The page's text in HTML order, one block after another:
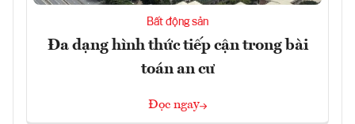
Bất động sản
Đa dạng hình thức tiếp cận trong bài
toán an cư
Đọc ngay